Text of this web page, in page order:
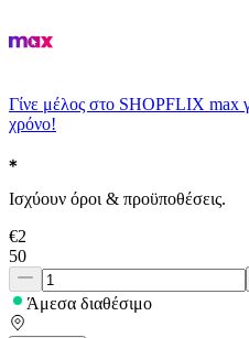
Γίνε μέλος στο SHOPFLIX max
χρόνο!
Ισχύουν όροι & προϋποθέσεις.
€2
50
Άμεσα διαθέσιμο